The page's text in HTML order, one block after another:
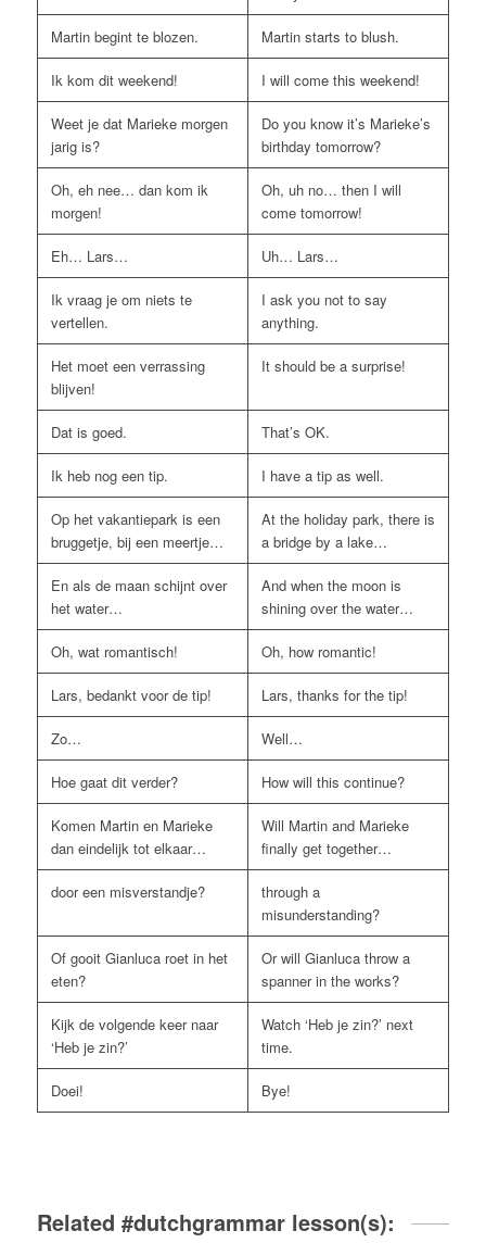
Martin begint te blozen. Martin starts to blush.
Ik kom dit weekend! I will come this weekend!
Weet je dat Marieke morgen
jarig is?
Do you know it’s Marieke’s
birthday tomorrow?
Oh, eh nee… dan kom ik
morgen!
Oh, uh no… then I will
come tomorrow!
Eh… Lars… Uh… Lars…
Ik vraag je om niets te
vertellen.
I ask you not to say
anything.
Het moet een verrassing
blijven!
It should be a surprise!
Dat is goed. That’s OK.
Ik heb nog een tip. I have a tip as well.
Op het vakantiepark is een
bruggetje, bij een meertje…
At the holiday park, there is
a bridge by a lake…
En als de maan schijnt over
het water…
And when the moon is
shining over the water…
Oh, wat romantisch! Oh, how romantic!
Lars, bedankt voor de tip! Lars, thanks for the tip!
Zo… Well…
Hoe gaat dit verder? How will this continue?
Komen Martin en Marieke
dan eindelijk tot elkaar…
Will Martin and Marieke
finally get together…
door een misverstandje?
through a
misunderstanding?
Of gooit Gianluca roet in het
eten?
Or will Gianluca throw a
spanner in the works?
Kijk de volgende keer naar
‘Heb je zin?’
Watch ‘Heb je zin?’ next
time.
Doei! Bye!
Related #dutchgrammar lesson(s):